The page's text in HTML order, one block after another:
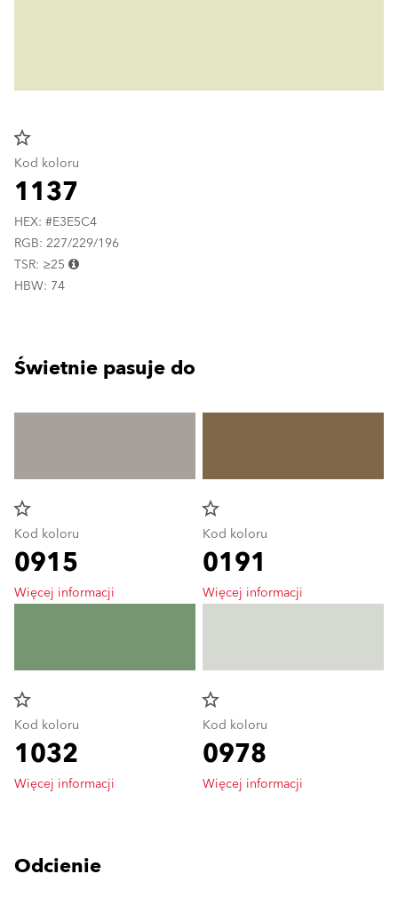
star_border
Kod koloru
1137
HEX: #E3E5C4
RGB: 227/229/196
TSR: ≥25
HBW: 74
Świetnie pasuje do
star_border
Kod koloru
0915
Więcej informacji
star_border
Kod koloru
1032
Więcej informacji
star_border
Kod koloru
0191
Więcej informacji
star_border
Kod koloru
0978
Więcej informacji
Odcienie